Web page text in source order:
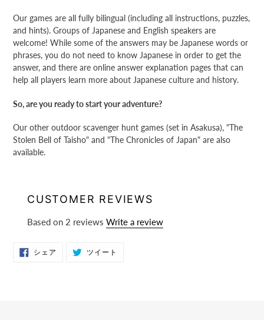
Our games are all fully bilingual (including all instructions, puzzles,
and hints). Groups of Japanese and English speakers are
welcome! While some of the answers may be Japanese words or
phrases, you do not need to know Japanese in order to get the
answer, and there are online answer explanation pages that can
help all players learn more about Japanese culture and history.
So, are you ready to start your adventure?
Our other outdoor scavenger hunt games (set in Asakusa), "The
Stolen Bell of Taisho" and "The Chronicles of Japan" are also
available.
CUSTOMER REVIEWS
Based on 2 reviews Write a review
シェア FACEBOOKツイート